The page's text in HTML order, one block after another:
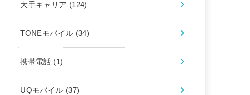
大手キャリア (124)
TONEモバイル (34)
携帯電話 (1)
UQモバイル (37)